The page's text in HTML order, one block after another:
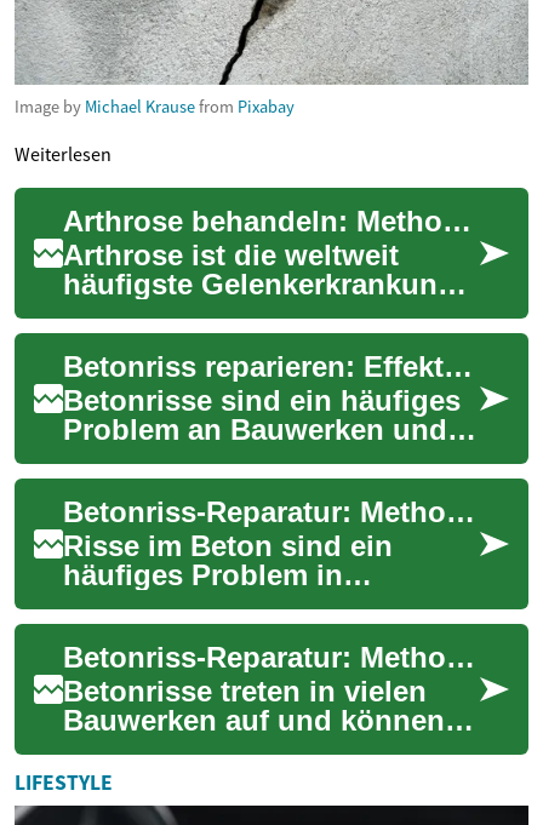
Image by Michael Krausefrom Pixabay
Weiterlesen
Arthrose behandeln: Methoden und Optionen im Überblick
Arthrose ist die weltweit
häufigste Gelenkerkrankung
und kann die Mobilität und
Lebensqualität erheblich
beeinträchti...
Betonriss reparieren: Effektive Methoden für Bau und Gebäude
Betonrisse sind ein häufiges
Problem an Bauwerken und
können von harmlosen
Haarrissen bis zu
strukturellen Schäden re...
Betonriss-Reparatur: Methoden für Bau und Gebäude
Risse im Beton sind ein
häufiges Problem in
Bauwerken jeder Größe und
können von kosmetischen
Haar­rissen bis zu sich...
Betonriss‑Reparatur: Methoden für langlebige Instandsetzung
Betonrisse treten in vielen
Bauwerken auf und können
von harmlosen Haarrissen bis
zu strukturell relevanten
Schäden r...
LIFESTYLE